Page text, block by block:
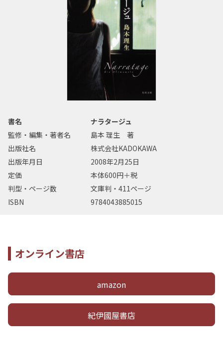
書名
ナラタージュ
監修・編集・著者名
島本 理生 著
出版社名
株式会社KADOKAWA
出版年月日
2008年2月25日
定価
本体600円＋税
判型・ページ数
文庫判・411ページ
ISBN
9784043885015
オンライン書店
amazon
紀伊國屋書店